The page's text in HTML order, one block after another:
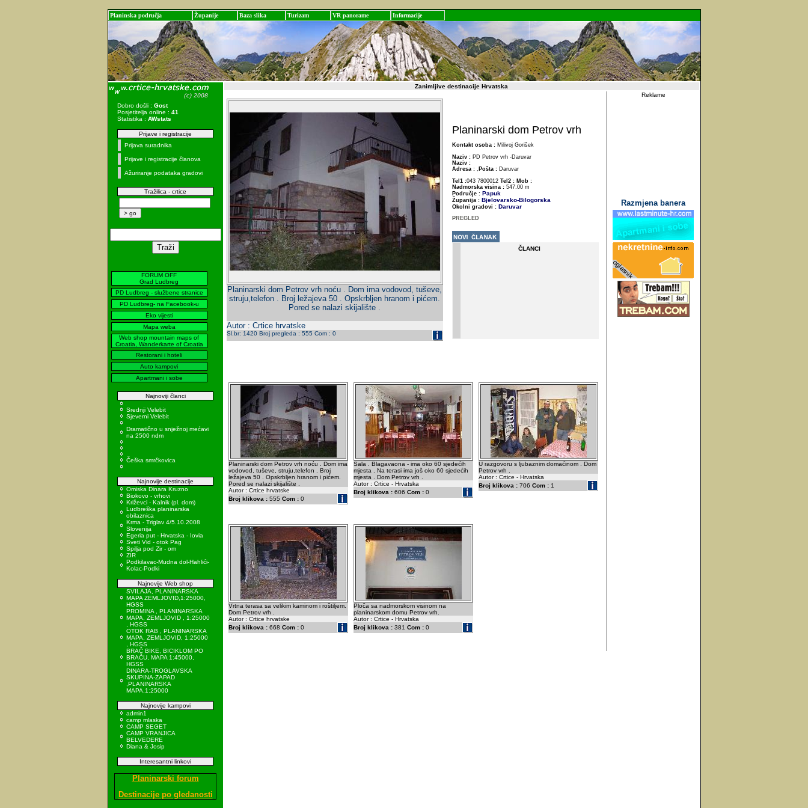
Planinska područja Županije Baza slika Turizam VR panorame Informacije
Dobro došli : Gost
Posjetitelja online : 41
Statistika : AWstats
Prijave i registracije
Prijava suradnika
Prijave i registracije članova
Ažuriranje podataka gradovi
Tražilica - crtice
FORUM OFF
Grad Ludbreg
PD Ludbreg - službene stranice
PD Ludbreg- na Facebook-u
Eko vijesti
Mapa weba
Web shop mountain maps of
Croatia, Wanderkarte of Croatia
Restorani i hoteli
Auto kampovi
Apartmani i sobe
Najnoviji članci
Srednji Velebit
Sjeverni Velebit
Dramatično u snježnoj mećavi
na 2500 ndm
Češka smrčkovica
Najnovije destinacije
Omiska Dinara Kruzno
Biokovo - vrhovi
Križevci - Kalnik (pl. dom)
Ludbreška planinarska
obilaznica
Krma - Triglav 4/5.10.2008
Slovenija
Egeria put - Hrvatska - Iovia
Sveti Vid - otok Pag
Spilja pod Zir - om
ZIR
Podkilavac-Mudna dol-Hahlići-
Kolac-Podki
Najnovije Web shop
SVILAJA, PLANINARSKA
MAPA ZEMLJOVID,1:25000,
HGSS
PROMINA , PLANINARSKA
MAPA, ZEMLJOVID , 1:25000
, HGSS
OTOK RAB , PLANINARSKA
MAPA, ZEMLJOVID, 1:25000
, HGSS
BRAČ BIKE, BICIKLOM PO
BRAČU, MAPA 1:45000,
HGSS
DINARA-TROGLAVSKA
SKUPINA-ZAPAD
,PLANINARSKA
MAPA,1:25000
Najnovije kampovi
admin1
camp mlaska
CAMP SEGET
CAMP VRANJICA
BELVEDERE
Diana & Josip
Interesantni linkovi
Planinarski forum
Destinacije po gledanosti
Zanimljive destinacije Hrvatska
Planinarski dom Petrov vrh noću . Dom ima vodovod, tuševe,
struju,telefon . Broj ležajeva 50 . Opskrbljen hranom i pićem.
Pored se nalazi skijalište .
Autor : Crtice hrvatske
Sl.br: 1420 Broj pregleda : 555 Com : 0
Planinarski dom Petrov vrh
Kontakt osoba : Milivoj Gorišek
Naziv : PD Petrov vrh -Daruvar
Naziv :
Adresa : , Pošta : Daruvar
Tel1 :043 7800012 Tel2 : Mob :
Nadmorska visina : 547.00 m
Područje : Papuk
Županija : Bjelovarsko-Bilogorska
Okolni gradovi : Daruvar
PREGLED
ČLANCI
Planinarski dom Petrov vrh noću . Dom ima
vodovod, tuševe, struju,telefon . Broj
ležajeva 50 . Opskrbljen hranom i pićem.
Pored se nalazi skijalište .
Autor : Crtice hrvatske
Broj klikova : 555 Com : 0
Sala . Blagavaona - ima oko 60 sjedećih
mjesta . Na terasi ima još oko 60 sjedećih
mjesta . Dom Petrov vrh .
Autor : Crtice - Hrvatska
Broj klikova : 606 Com : 0
U razgovoru s ljubaznim domaćinom . Dom
Petrov vrh .
Autor : Crtice - Hrvatska
Broj klikova : 706 Com : 1
Vrtna terasa sa velikim kaminom i roštiljem.
Dom Petrov vrh .
Autor : Crtice hrvatske
Broj klikova : 668 Com : 0
Ploča sa nadmorskom visinom na
planinarskom domu Petrov vrh.
Autor : Crtice - Hrvatska
Broj klikova : 381 Com : 0
Reklame
Razmjena banera